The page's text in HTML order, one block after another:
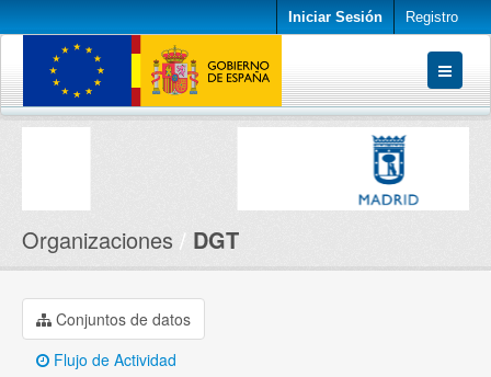
Iniciar Sesión Registro
Conjuntos de datos
Organizaciones DGT
Conjuntos de datos
Flujo de Actividad